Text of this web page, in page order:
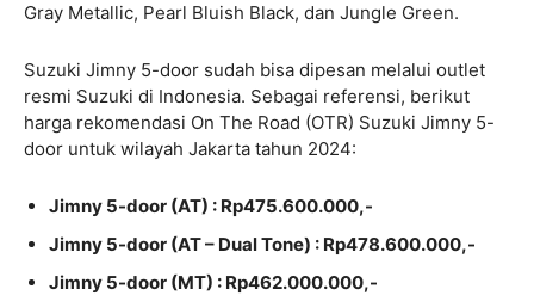
Gray Metallic, Pearl Bluish Black, dan Jungle Green.
Suzuki Jimny 5-door sudah bisa dipesan melalui outlet
resmi Suzuki di Indonesia. Sebagai referensi, berikut
harga rekomendasi On The Road (OTR) Suzuki Jimny 5-
door untuk wilayah Jakarta tahun 2024:
Jimny 5-door (AT) : Rp475.600.000,-
Jimny 5-door (AT – Dual Tone) : Rp478.600.000,-
Jimny 5-door (MT) : Rp462.000.000,-